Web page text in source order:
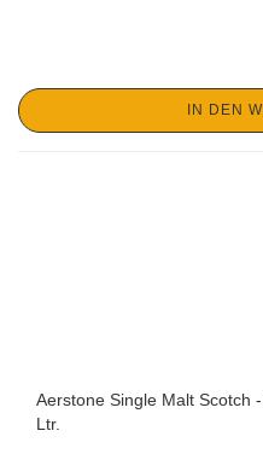
IN DEN
Aerstone Single Malt Scotch
Ltr.